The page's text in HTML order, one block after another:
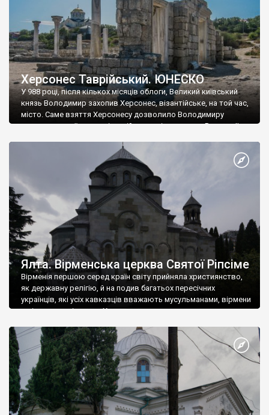
Херсонес Таврійський. ЮНЕСКО
У 988 році, після кількох місяців облоги, Великий київський
князь Володимир захопив Херсонес, візантійське, на той час,
місто. Саме взяття Херсонесу дозволило Володимиру
диктувати свої умови візантійському імператору Василю ІІ, та
Херсонесі Володимир-язичник, став Василем-християнином.
А потім було Хрещення Русі. На честь Херсонесу Таврійського
Ялта. Вірменська церква Святої Ріпсіме
Вірменія першою серед країн світу прийняла християнство,
як державну релігію, й на подив багатьох пересічних
українців, які усіх кавказців вважають мусульманами, вірмени
є відданими вірянами Христа